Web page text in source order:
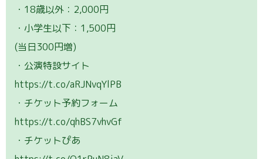
・18歳以外：2,000円
・小学生以下：1,500円
(当日300円増)
・公演特設サイト
https://t.co/aRJNvqYlPB
・チケット予約フォーム
https://t.co/qhBS7vhvGf
・チケットぴあ